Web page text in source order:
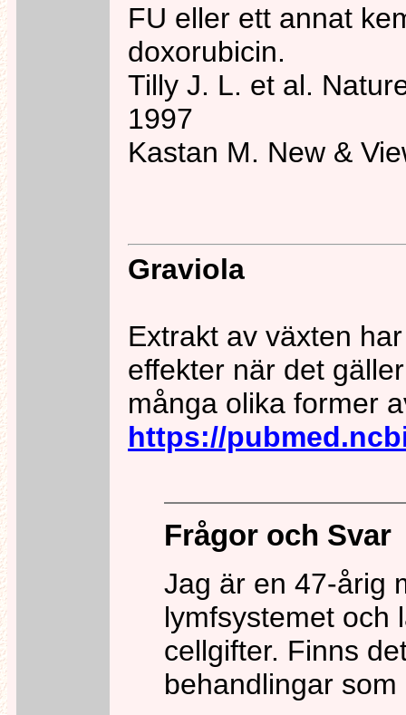
FU eller ett annat
doxorubicin.
Tilly J. L. et al.
1997
Kastan M. New &
Graviola
Extrakt av växten
effekter när det
många olika former
https://
Frågor och Svar
Jag är en 47-årig
lymfsystemet och
cellgifter. Finns
behandlingar